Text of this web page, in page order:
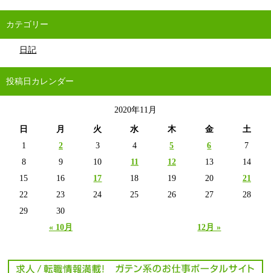
カテゴリー
日記
投稿日カレンダー
2020年11月
日 月 火 水 木 金 土
« 10月 12月 »
1 2 3 4 5 6
7
8
9 10 11 12 13
14
15
16 17 18 19 20
21
22
23 24 25 26 27
28
29
30